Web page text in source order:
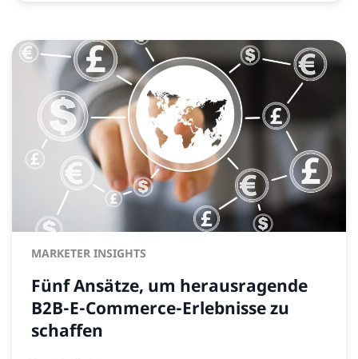
MARKETER INSIGHTS
Fünf Ansätze, um herausragende
B2B-E-Commerce-Erlebnisse zu
schaffen